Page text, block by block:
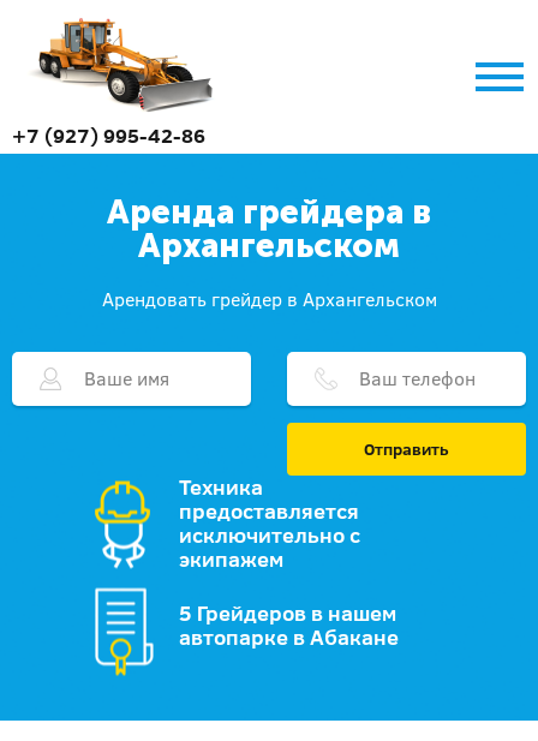
+7 (927) 995-42-86
Аренда грейдера в
Архангельском
Арендовать грейдер в Архангельском
Отправить
Техника
предоставляется
исключительно с
экипажем
5 Грейдеров в нашем
автопарке в Абакане